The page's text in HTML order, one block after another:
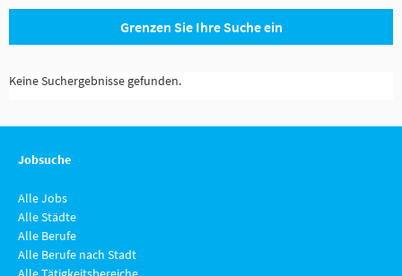
Grenzen Sie Ihre Suche ein
Keine Suchergebnisse gefunden.
Jobsuche
Alle Jobs
Alle Städte
Alle Berufe
Alle Berufe nach Stadt